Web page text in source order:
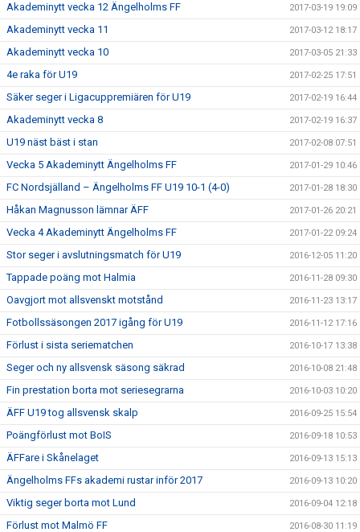
Akademinytt vecka 12 Ängelholms FF 2017-03-19 19:09
Akademinytt vecka 11 2017-03-12 18:17
Akademinytt vecka 10 2017-03-05 21:33
4e raka för U19 2017-02-25 17:51
Säker seger i Ligacuppremiären för U19 2017-02-19 16:44
Akademinytt vecka 8 2017-02-19 16:37
U19 näst bäst i stan 2017-02-08 07:51
Vecka 5 Akademinytt Ängelholms FF 2017-01-29 10:46
FC Nordsjälland – Ängelholms FF U19 10-1 (4-0) 2017-01-28 18:30
Håkan Magnusson lämnar ÄFF 2017-01-26 20:21
Vecka 4 Akademinytt Ängelholms FF 2017-01-22 09:24
Stor seger i avslutningsmatch för U19 2016-12-05 11:20
Tappade poäng mot Halmia 2016-11-28 09:30
Oavgjort mot allsvenskt motstånd 2016-11-23 13:17
Fotbollssäsongen 2017 igång för U19 2016-11-12 17:16
Förlust i sista seriematchen 2016-10-17 13:38
Seger och ny allsvensk säsong säkrad 2016-10-08 21:48
Fin prestation borta mot seriesegrarna 2016-10-03 10:20
ÄFF U19 tog allsvensk skalp 2016-09-25 15:54
Poängförlust mot BoIS 2016-09-18 10:53
ÄFFare i Skånelaget 2016-09-13 15:13
Ängelholms FFs akademi rustar inför 2017 2016-09-13 10:20
Viktig seger borta mot Lund 2016-09-04 12:18
Förlust mot Malmö FF 2016-08-30 11:19